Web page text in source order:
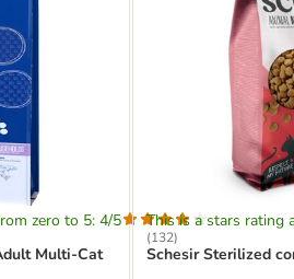
zero to 5: 4/5
Multi-Cat
This is a stars rating
(132)
Schesir Sterilized